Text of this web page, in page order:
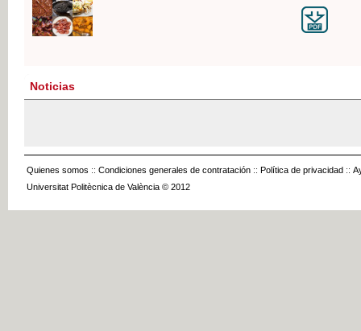
Noticias
Quienes somos :: Condiciones generales de contratación :: Política de privacidad ::
Universitat Politècnica de València © 2012